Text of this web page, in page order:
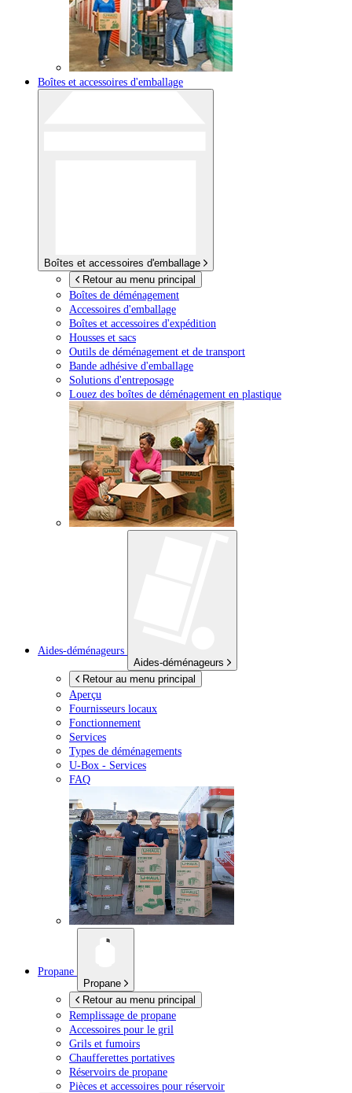
Boîtes et accessoires d'emballage
Boîtes et accessoires d'emballage
Retour au menu principal
Boîtes de déménagement
Accessoires d'emballage
Boîtes et accessoires d'expédition
Housses et sacs
Outils de déménagement et de transport
Bande adhésive d'emballage
Solutions d'entreposage
Louez des boîtes de déménagement en plastique
Aides-déménageurs
Aides-déménageurs
Retour au menu principal
Aperçu
Fournisseurs locaux
Fonctionnement
Services
Types de déménagements
U-Box - Services
FAQ
Propane
Propane
Retour au menu principal
Remplissage de propane
Accessoires pour le gril
Grils et fumoirs
Chaufferettes portatives
Réservoirs de propane
Pièces et accessoires pour réservoir